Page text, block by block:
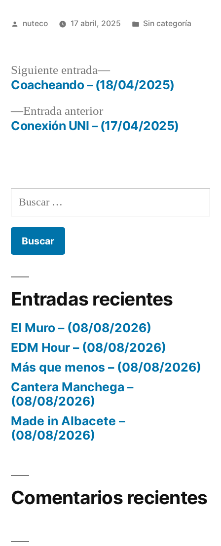
Publicada
nuteco 17 abril, 2025
Publicada
Sin categoría
Navegación
deEntrada anteriorEntrada
anterior:
Conexión UNI – (17/04/2025)
Siguiente entrada
Siguiente
entrada:
Coacheando – (18/04/2025)
Buscar:
Entradas recientes
El Muro – (08/08/2026)
EDM Hour – (08/08/2026)
Más que menos – (08/08/2026)
Cantera Manchega –
(08/08/2026)
Made in Albacete –
(08/08/2026)
Comentarios recientes